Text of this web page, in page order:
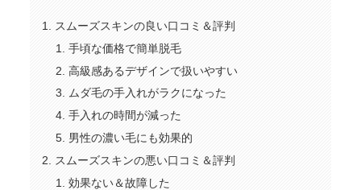
スムーズスキンの良い口コミ＆評判
手頃な価格で簡単脱毛
高級感あるデザインで扱いやすい
ムダ毛の手入れがラクになった
手入れの時間が減った
男性の濃い毛にも効果的
スムーズスキンの悪い口コミ＆評判
効果ない＆故障した